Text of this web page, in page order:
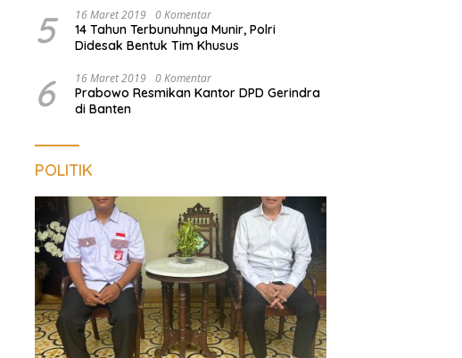
5 16 Maret 2019 0 Komentar
14 Tahun Terbunuhnya Munir, Polri
Didesak Bentuk Tim Khusus
6 16 Maret 2019 0 Komentar
Prabowo Resmikan Kantor DPD Gerindra
di Banten
POLITIK